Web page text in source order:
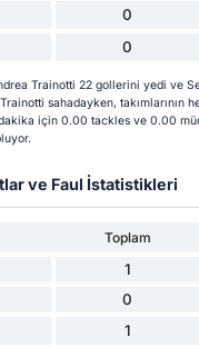
0
0
Trainotti 22 gollerini yedi ve
sahadayken, takımlarının
için 0.00 tackles ve 0.00
ve Faul İstatistikleri
Toplam
1
0
1